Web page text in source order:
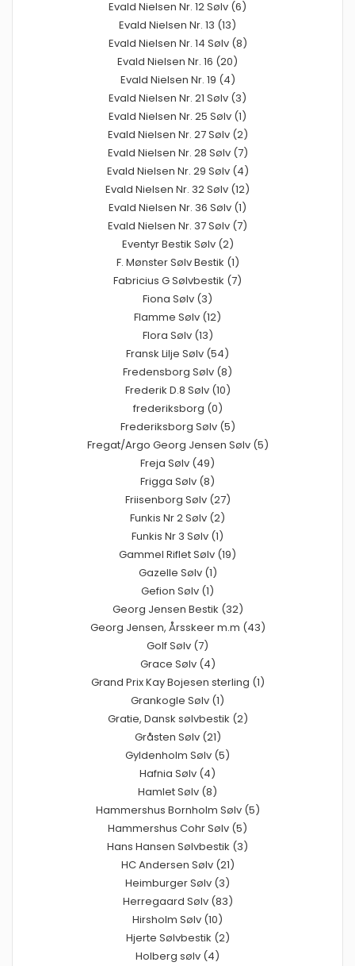
Evald Nielsen Nr. 12 Sølv (6)
Evald Nielsen Nr. 13 (13)
Evald Nielsen Nr. 14 Sølv (8)
Evald Nielsen Nr. 16 (20)
Evald Nielsen Nr. 19 (4)
Evald Nielsen Nr. 21 Sølv (3)
Evald Nielsen Nr. 25 Sølv (1)
Evald Nielsen Nr. 27 Sølv (2)
Evald Nielsen Nr. 28 Sølv (7)
Evald Nielsen Nr. 29 Sølv (4)
Evald Nielsen Nr. 32 Sølv (12)
Evald Nielsen Nr. 36 Sølv (1)
Evald Nielsen Nr. 37 Sølv (7)
Eventyr Bestik Sølv (2)
F. Mønster Sølv Bestik (1)
Fabricius G Sølvbestik (7)
Fiona Sølv (3)
Flamme Sølv (12)
Flora Sølv (13)
Fransk Lilje Sølv (54)
Fredensborg Sølv (8)
Frederik D.8 Sølv (10)
frederiksborg (0)
Frederiksborg Sølv (5)
Fregat/Argo Georg Jensen Sølv (5)
Freja Sølv (49)
Frigga Sølv (8)
Friisenborg Sølv (27)
Funkis Nr 2 Sølv (2)
Funkis Nr 3 Sølv (1)
Gammel Riflet Sølv (19)
Gazelle Sølv (1)
Gefion Sølv (1)
Georg Jensen Bestik (32)
Georg Jensen, Årsskeer m.m (43)
Golf Sølv (7)
Grace Sølv (4)
Grand Prix Kay Bojesen sterling (1)
Grankogle Sølv (1)
Gratie, Dansk sølvbestik (2)
Gråsten Sølv (21)
Gyldenholm Sølv (5)
Hafnia Sølv (4)
Hamlet Sølv (8)
Hammershus Bornholm Sølv (5)
Hammershus Cohr Sølv (5)
Hans Hansen Sølvbestik (3)
HC Andersen Sølv (21)
Heimburger Sølv (3)
Herregaard Sølv (83)
Hirsholm Sølv (10)
Hjerte Sølvbestik (2)
Holberg sølv (4)